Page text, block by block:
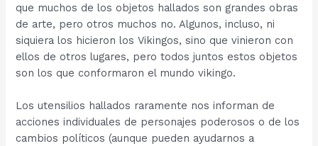
que muchos de los objetos hallados son grandes obras
de arte, pero otros muchos no. Algunos, incluso, ni
siquiera los hicieron los Vikingos, sino que vinieron con
ellos de otros lugares, pero todos juntos estos objetos
son los que conformaron el mundo vikingo.
Los utensilios hallados raramente nos informan de
acciones individuales de personajes poderosos o de los
cambios políticos (aunque pueden ayudarnos a